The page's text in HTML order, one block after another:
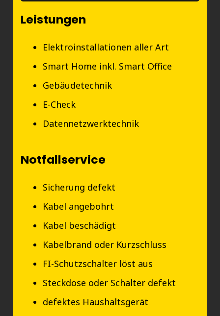
Leistungen
Elektroinstallationen aller Art
Smart Home inkl. Smart Office
Gebäudetechnik
E-Check
Datennetzwerktechnik
Notfallservice
Sicherung defekt
Kabel angebohrt
Kabel beschädigt
Kabelbrand oder Kurzschluss
FI-Schutzschalter löst aus
Steckdose oder Schalter defekt
defektes Haushaltsgerät